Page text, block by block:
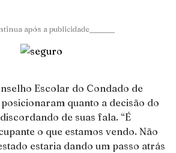
após a publicidade_______
Escolar do Condado de
quanto a decisão do
de suas fala. “É
o que estamos vendo. Não
estaria dando um passo atrás